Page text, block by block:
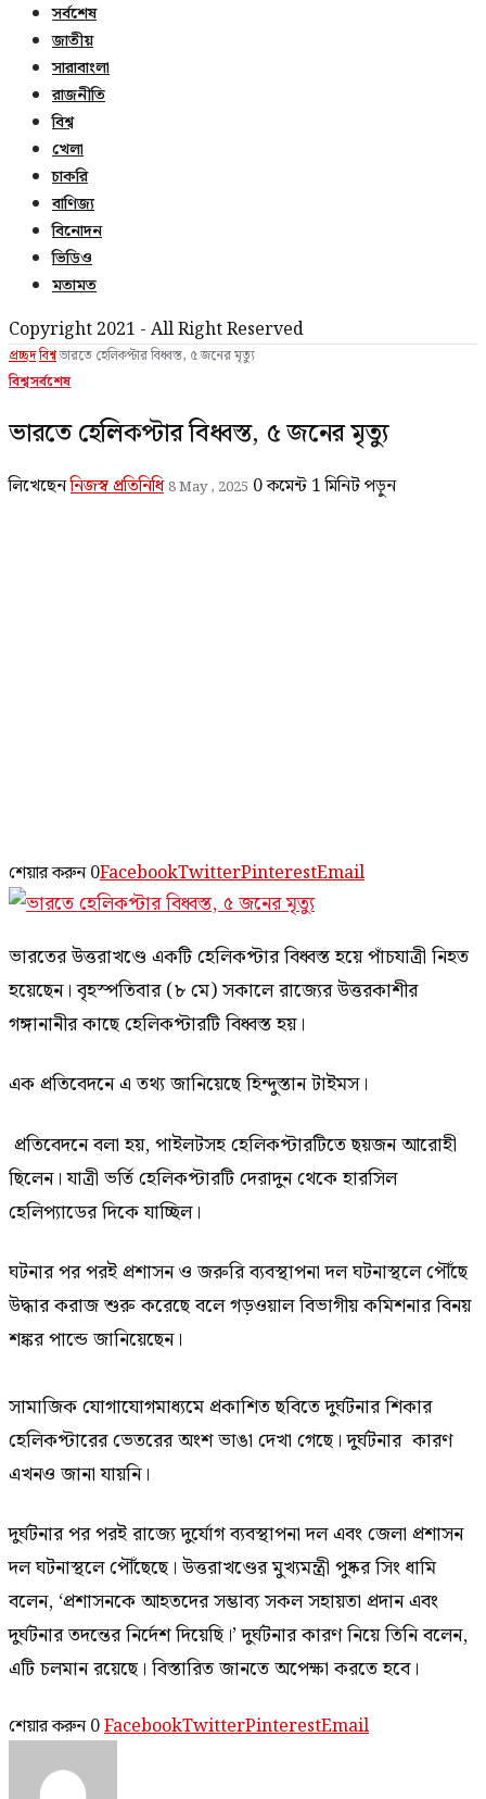
সর্বশেষ
জাতীয়
সারাবাংলা
রাজনীতি
বিশ্ব
খেলা
চাকরি
বাণিজ্য
বিনোদন
ভিডিও
মতামত
Copyright 2021 - All Right Reserved
প্রচ্ছদবিশ্বভারতে হেলিকপ্টার বিধ্বস্ত, ৫ জনের মৃত্যু
বিশ্বসর্বশেষ
ভারতে হেলিকপ্টার বিধ্বস্ত, ৫ জনের মৃত্যু
লিখেছেননিজস্ব প্রতিনিধি 8 May , 2025 0 কমেন্ট 1 মিনিট পড়ুন
শেয়ার করুন 0FacebookTwitterPinterestEmail
ভারতের উত্তরাখণ্ডে একটি হেলিকপ্টার বিধ্বস্ত হয়ে পাঁচযাত্রী নিহত
হয়েছেন। বৃহস্পতিবার (৮ মে) সকালে রাজ্যের উত্তরকাশীর
গঙ্গানানীর কাছে হেলিকপ্টারটি বিধ্বস্ত হয়।
এক প্রতিবেদনে এ তথ্য জানিয়েছে হিন্দুস্তান টাইমস।
প্রতিবেদনে বলা হয়, পাইলটসহ হেলিকপ্টারটিতে ছয়জন আরোহী
ছিলেন। যাত্রী ভর্তি হেলিকপ্টারটি দেরাদুন থেকে হারসিল
হেলিপ্যাডের দিকে যাচ্ছিল।
ঘটনার পর পরই প্রশাসন ও জরুরি ব্যবস্থাপনা দল ঘটনাস্থলে পৌঁছে
উদ্ধার করাজ শুরু করেছে বলে গড়ওয়াল বিভাগীয় কমিশনার বিনয়
শঙ্কর পান্ডে জানিয়েছেন।
সামাজিক যোগাযোগমাধ্যমে প্রকাশিত ছবিতে দুর্ঘটনার শিকার
হেলিকপ্টারের ভেতরের অংশ ভাঙা দেখা গেছে। দুর্ঘটনার কারণ
এখনও জানা যায়নি।
দুর্ঘটনার পর পরই রাজ্যে দুর্যোগ ব্যবস্থাপনা দল এবং জেলা প্রশাসন
দল ঘটনাস্থলে পৌঁছেছে। উত্তরাখণ্ডের মুখ্যমন্ত্রী পুষ্কর সিং ধামি
বলেন, ‘প্রশাসনকে আহতদের সম্ভাব্য সকল সহায়তা প্রদান এবং
দুর্ঘটনার তদন্তের নির্দেশ দিয়েছি।’ দুর্ঘটনার কারণ নিয়ে তিনি বলেন,
এটি চলমান রয়েছে। বিস্তারিত জানতে অপেক্ষা করতে হবে।
শেয়ার করুন 0FacebookTwitterPinterestEmail